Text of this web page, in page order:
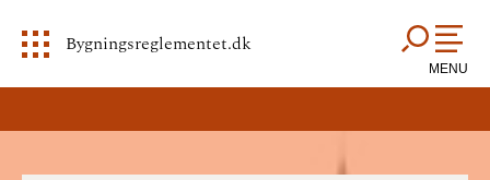
Bygningsreglementet.dk
MENU